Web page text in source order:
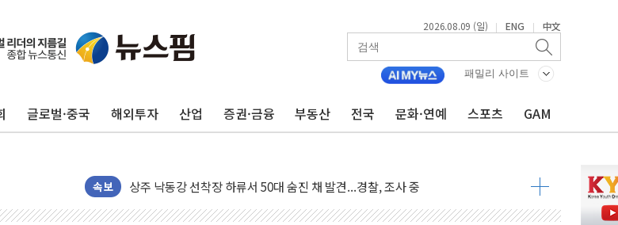
2026.08.09 (일) | ENG | 中文
패밀리 사이트
글로벌·중국 해외투자 산업 증권·금융 부동산 전국 문화·연예 스포츠 GAM
속보
평택 진위면 공장서 질식사고 발생…작업자 1명 숨져
포항 블루밸리 국가산단에 '철강 AI융합실증센터' 들어선다
[종합] 김민석, 정청래에 누적 '1.48%p' 차 선두 유지...金 46.01% vs 鄭 44.53%
민주당 경북도당위원장에 오중기 당선...합산득표율 68.63%